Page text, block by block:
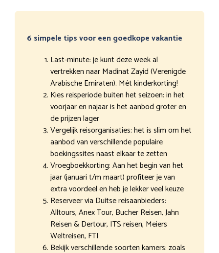
6 simpele tips voor een goedkope vakantie
Last-minute: je kunt deze week al
vertrekken naar Madinat Zayid (Verenigde
Arabische Emiraten). Mét kinderkorting!
Kies reisperiode buiten het seizoen: in het
voorjaar en najaar is het aanbod groter en
de prijzen lager
Vergelijk reisorganisaties: het is slim om het
aanbod van verschillende populaire
boekingssites naast elkaar te zetten
Vroegboekkorting: Aan het begin van het
jaar (januari t/m maart) profiteer je van
extra voordeel en heb je lekker veel keuze
Reserveer via Duitse reisaanbieders:
Alltours, Anex Tour, Bucher Reisen, Jahn
Reisen & Dertour, ITS reisen, Meiers
Weltreisen, FTI
Bekijk verschillende soorten kamers: zoals